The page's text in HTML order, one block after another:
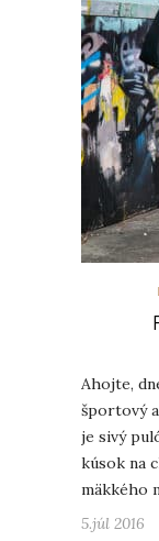
Ahojte,
športový
je sivý
kúsok na
mäkkého
5.júl 2016